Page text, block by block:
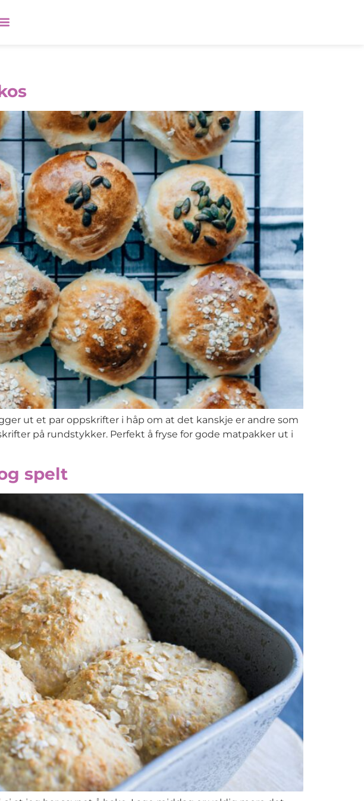
ut et par oppskrifter i håp om at det kanskje er andre som
på rundstykker. Perfekt å fryse for gode matpakker ut i
spelt